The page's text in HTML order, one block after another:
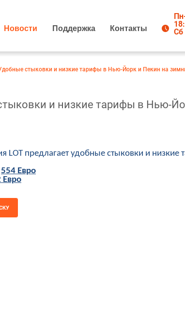
Новости Поддержка Контакты
Сб
стыковки и низкие тарифы в Нью-Йорк и Пекин на
и низкие тарифы в Нью-
LOT предлагает удобные стыковки и
554 Евро
Евро